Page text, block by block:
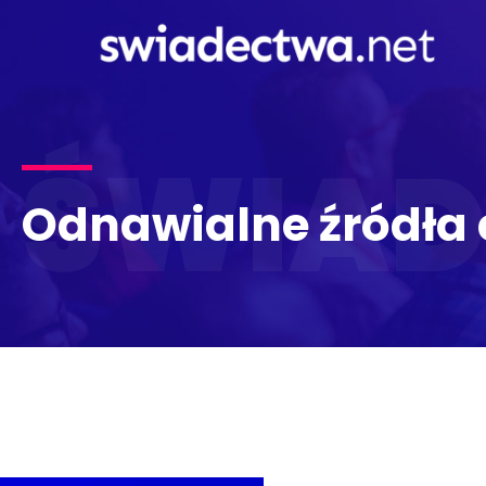
Odnawialne źródła